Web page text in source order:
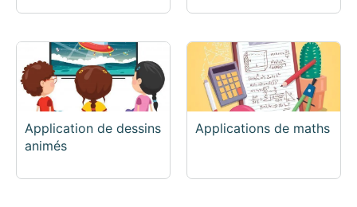
Application de dessins
animés
Applications de maths